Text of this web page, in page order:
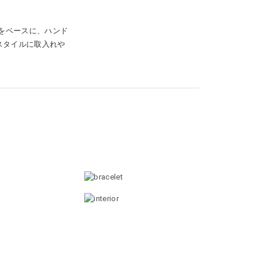
ベースに、ハンド
タイルに取入れや